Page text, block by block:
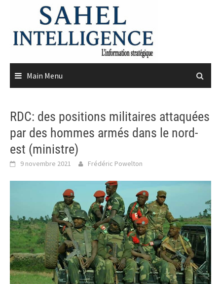
content
Main Menu
RDC: des positions militaires attaquées
par des hommes armés dans le nord-
est (ministre)
9 novembre 2021 Frédéric Powelton